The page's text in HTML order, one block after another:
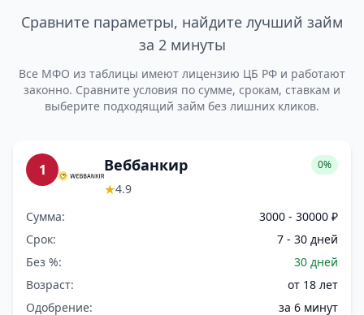
Сравните параметры, найдите лучший займ
за 2 минуты
Все МФО из таблицы имеют лицензию ЦБ РФ и работают
законно. Сравните условия по сумме, срокам, ставкам и
выберите подходящий займ без лишних кликов.
1 Веббанкир
★4.9
0%
Сумма:
3000 - 30000 ₽
Срок:
7 - 30 дней
Без %:
30 дней
Возраст:
от 18 лет
Одобрение:
за 6 минут